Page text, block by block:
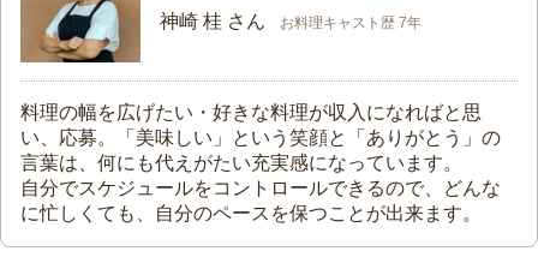
神崎 桂 さん お料理キャスト歴 7年
料理の幅を広げたい・好きな料理が収入になればと思
い、応募。「美味しい」という笑顔と「ありがとう」の
言葉は、何にも代えがたい充実感になっています。
自分でスケジュールをコントロールできるので、どんな
に忙しくても、自分のペースを保つことが出来ます。